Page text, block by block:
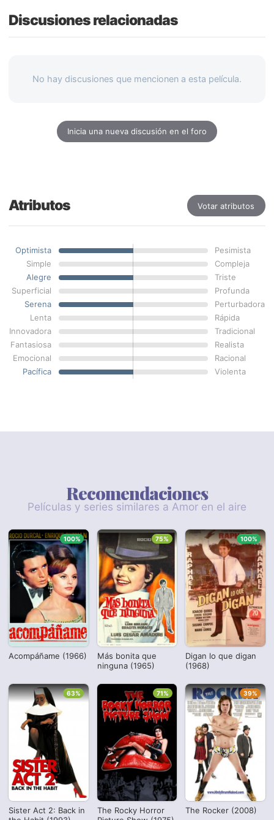
Discusiones relacionadas
No hay discusiones que mencionen a esta película.
Inicia una nueva discusión en el foro
Atributos Votar atributos
Optimista
Pesimista
Simple
Compleja
Alegre
Triste
Superficial
Profunda
Serena
Perturbadora
Lenta
Rápida
Innovadora
Tradicional
Fantasiosa
Realista
Emocional
Racional
Pacífica
Violenta
Recomendaciones
Películas y series similares a Amor en el aire
Acompáñame (1966)
100%
Más bonita que
ninguna (1965)
75%
Digan lo que digan
(1968)
100%
Sister Act 2: Back in
63%
The Rocky Horror
71%
The Rocker (2008)
39%